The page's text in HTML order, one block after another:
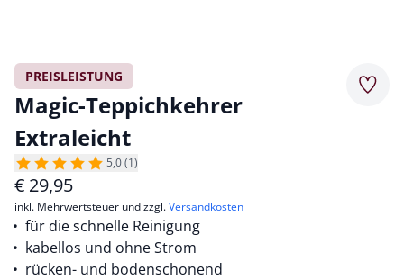
PREISLEISTUNG
Magic-Teppichkehrer
Extraleicht
5,0 (1)
€ 29,95
inkl. Mehrwertsteuer und zzgl.Versandkosten
für die schnelle Reinigung
kabellos und ohne Strom
rücken- und bodenschonend